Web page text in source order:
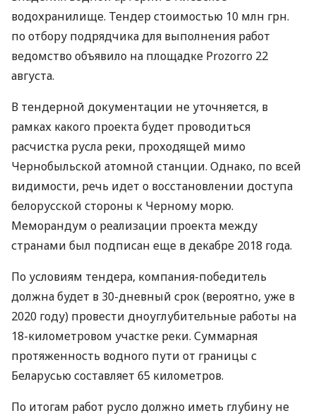
водохранилище. Тендер стоимостью 10 млн грн.
по отбору подрядчика для выполнения работ
ведомство объявило на площадке Prozorro 22
августа.
В тендерной документации не уточняется, в
рамках какого проекта будет проводиться
расчистка русла реки, проходящей мимо
Чернобыльской атомной станции. Однако, по всей
видимости, речь идет о восстановлении доступа
белорусской стороны к Черному морю.
Меморандум о реализации проекта между
странами был подписан еще в декабре 2018 года.
По условиям тендера, компания-победитель
должна будет в 30-дневный срок (вероятно, уже в
2020 году) провести дноуглубительные работы на
18-километровом участке реки. Суммарная
протяженность водного пути от границы с
Беларусью составляет 65 километров.
По итогам работ русло должно иметь глубину не